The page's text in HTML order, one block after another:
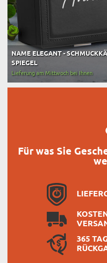
NAME ELEGANT -
SPIEGEL
Lieferung am Mittwoch bei Ihnen
Für was Sie
365